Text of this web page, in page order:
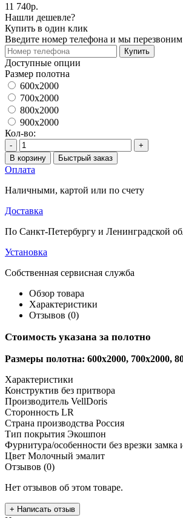
11 740р.
Нашли дешевле?
Купить в один клик
Введите номер телефона и мы перезвоним
Купить
Доступные опции
Размер полотна
600x2000
700x2000
800x2000
900x2000
Кол-во:
-
+
В корзину
Быстрый заказ
Оплата
Наличными, картой или по счету
Доставка
По Санкт-Петербургу и Ленинградской
Установка
Собственная сервисная служба
Обзор товара
Характеристики
Отзывов (0)
Стоимость указана за полотно
Размеры полотна: 600x2000, 700x2000,
Характеристики
Конструктив без притвора
Производитель VellDoris
Сторонность LR
Страна производства Россия
Тип покрытия Экошпон
Фурнитура/особенности без врезки замка
Цвет Молочный эмалит
Отзывов (0)
Нет отзывов об этом товаре.
+ Написать отзыв